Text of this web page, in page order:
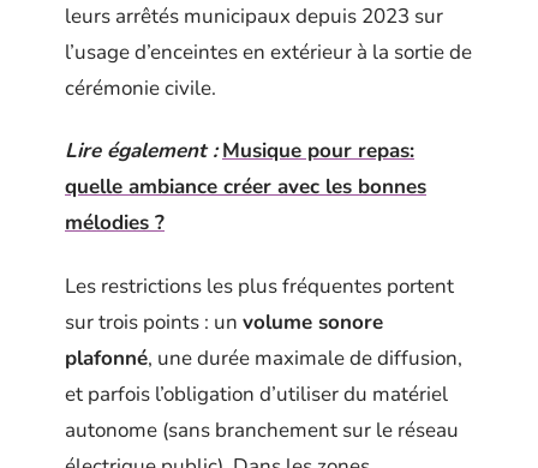
leurs arrêtés municipaux depuis 2023 sur
l’usage d’enceintes en extérieur à la sortie de
cérémonie civile.
Lire également : Musique pour repas:
quelle ambiance créer avec les bonnes
mélodies ?
Les restrictions les plus fréquentes portent
sur trois points : un volume sonore
plafonné, une durée maximale de diffusion,
et parfois l’obligation d’utiliser du matériel
autonome (sans branchement sur le réseau